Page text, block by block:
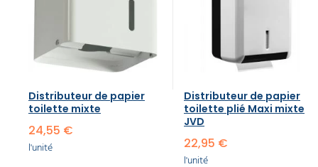
Distributeur de papier
toilette mixte
24,55 €
l'unité
Distributeur de papier
toilette plié Maxi mixte
JVD
22,95 €
l'unité